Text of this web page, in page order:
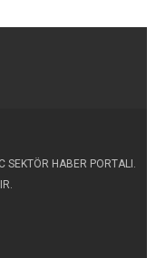
SEKTÖR HABER PORTALI.